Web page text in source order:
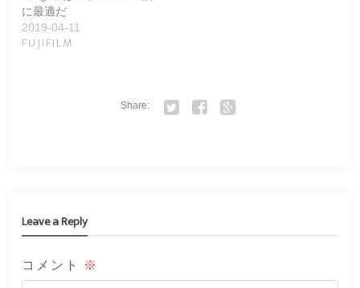
に最適だ
2019-04-11
FUJIFILM
Share:
Leave a Reply
コメント ※